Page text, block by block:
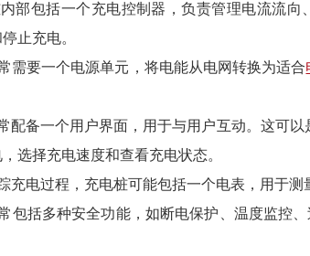
部包括一个充电控制器，负责管理电流流
止充电。
需要一个电源单元，将电能从电网转换为适合
配备一个用户界面，用于与用户互动。这可以
选择充电速度和查看充电状态。
充电过程，充电桩可能包括一个电表，用于测
包括多种安全功能，如断电保护、温度监控